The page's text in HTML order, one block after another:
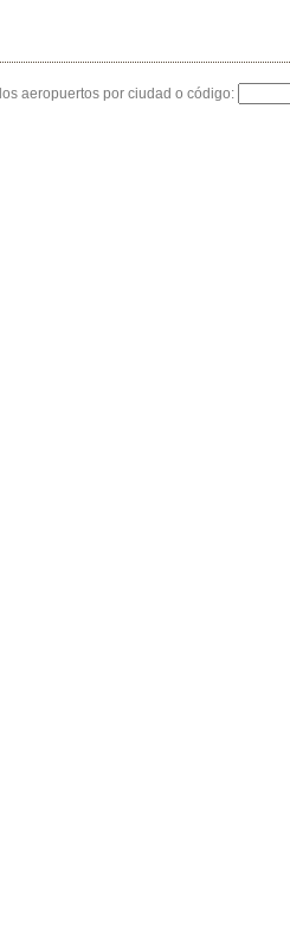
aeropuertos por ciudad o código: